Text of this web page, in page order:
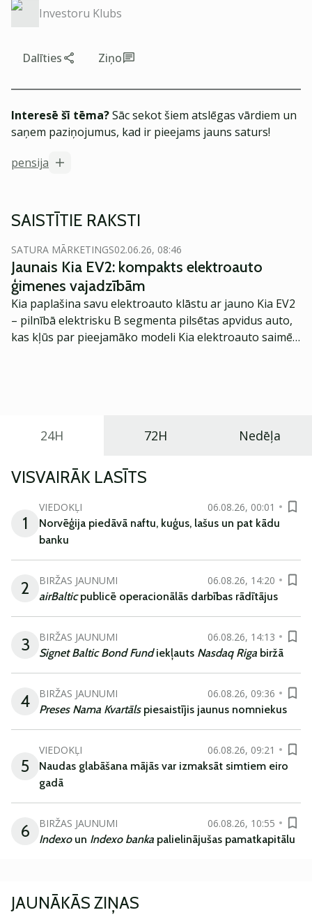
Investoru Klubs
Dalīties Ziņo
Interesē šī tēma?Sāc sekot šiem atslēgas vārdiem un
saņem paziņojumus, kad ir pieejams jauns saturs!
pensija
SAISTĪTIE RAKSTI
SATURA MĀRKETINGS02.06.26, 08:46
Jaunais Kia EV2: kompakts elektroauto
ģimenes vajadzībām
Kia paplašina savu elektroauto klāstu ar jauno Kia EV2
– pilnībā elektrisku B segmenta pilsētas apvidus auto,
kas kļūs par pieejamāko modeli Kia elektroauto saimē
24H 72H Nedēļa
VISVAIRĀK LASĪTS
1
VIEDOKĻI
06.08.26, 00:01
Norvēģija piedāvā naftu, kuģus, lašus un pat kādu
banku
2 BIRŽAS JAUNUMI
06.08.26, 14:20
airBalticpublicē operacionālās darbības rādītājus
3 BIRŽAS JAUNUMI
06.08.26, 14:13
Signet Baltic Bond Fundiekļauts Nasdaq Riga biržā
4 BIRŽAS JAUNUMI
06.08.26, 09:36
Preses Nama Kvartāls piesaistījis jaunus nomniekus
5
VIEDOKĻI
06.08.26, 09:21
Naudas glabāšana mājās var izmaksāt simtiem eiro
gadā
6 BIRŽAS JAUNUMI
06.08.26, 10:55
Indexoun Indexo banka palielinājušas pamatkapitālu
JAUNĀKĀS ZIŅAS